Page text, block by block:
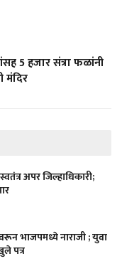
5 हजार संत्रा फळांनी
मंदिर
अपर जिल्हाधिकारी;
भाजपमध्ये नाराजी ; युवा
पत्र